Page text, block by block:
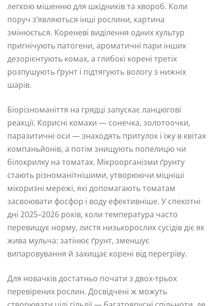
легкою мішенню для шкідників та хвороб. Коли
поруч з’являються інші рослини, картина
змінюється. Кореневі виділення одних культур
пригнічують патогени, ароматичні пари інших
дезорієнтують комах, а глибокі корені третіх
розпушують ґрунт і підтягують вологу з нижніх
шарів.
Біорізноманіття на грядці запускає ланцюгові
реакції. Корисні комахи — сонечка, золотоочки,
паразитичні оси — знаходять притулок і їжу в квітах
компаньйонів, а потім знищують попелицю чи
білокрилку на томатах. Мікроорганізми ґрунту
стають різноманітнішими, утворюючи міцніші
мікоризні мережі, які допомагають томатам
засвоювати фосфор і воду ефективніше. У спекотні
дні 2025–2026 років, коли температура часто
перевищує норму, листя низькорослих сусідів діє як
жива мульча: затінює ґрунт, зменшує
випаровування й захищає корені від перегріву.
Для новачків достатньо почати з двох-трьох
перевірених рослин. Досвідчені ж можуть